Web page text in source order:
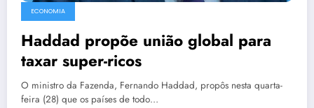
ECONOMIA
Haddad propõe união global para
taxar super-ricos
O ministro da Fazenda, Fernando Haddad, propôs nesta quarta-
feira (28) que os países de todo…